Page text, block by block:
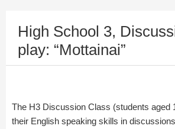
High School 3,
play: “Mottainai”
The H3 Discussion Class (students aged
their English speaking skills in